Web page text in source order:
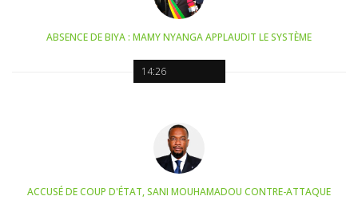
14:26
ABSENCE DE BIYA : MAMY NYANGA APPLAUDIT LE SYSTÈME
ACCUSÉ DE COUP D'ÉTAT, SANI MOUHAMADOU CONTRE-ATTAQUE